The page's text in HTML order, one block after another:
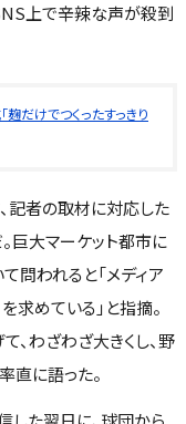
上で辛辣な声が殺到
だけでつくったすっきり
記者の取材に対応した
巨大マーケット都市に
問われると「メディア
求めている」と指摘。
、わざわざ大きくし、野
直に語った。